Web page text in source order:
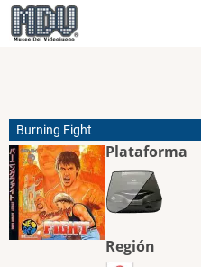
Pasar
al
Burning Fight
Plataforma
Región